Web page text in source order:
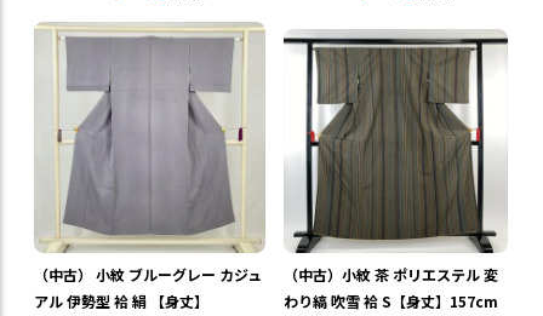
（中古） 小紋 ブルーグレー カジュ
アル 伊勢型 袷 絹 【身丈】
（中古）小紋 茶 ポリエステル 変
わり縞 吹雪 袷 S【身丈】157cm